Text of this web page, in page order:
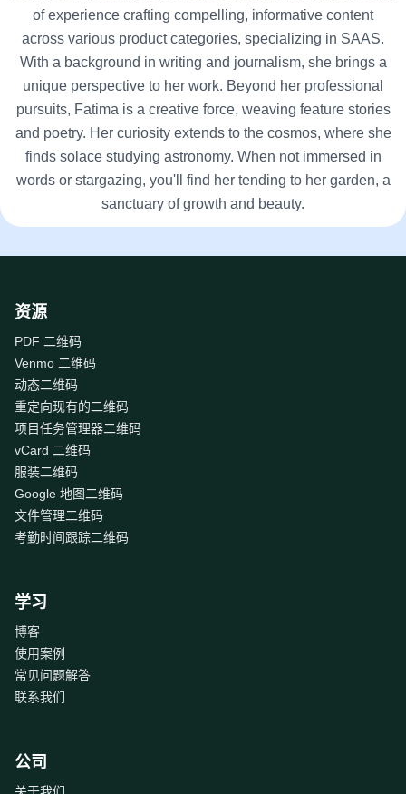
of experience crafting compelling, informative content
across various product categories, specializing in SAAS.
With a background in writing and journalism, she brings a
unique perspective to her work. Beyond her professional
pursuits, Fatima is a creative force, weaving feature stories
and poetry. Her curiosity extends to the cosmos, where she
finds solace studying astronomy. When not immersed in
words or stargazing, you'll find her tending to her garden, a
sanctuary of growth and beauty.
资源
PDF 二维码
Venmo 二维码
动态二维码
重定向现有的二维码
项目任务管理器二维码
vCard 二维码
服装二维码
Google 地图二维码
文件管理二维码
考勤时间跟踪二维码
学习
博客
使用案例
常见问题解答
联系我们
公司